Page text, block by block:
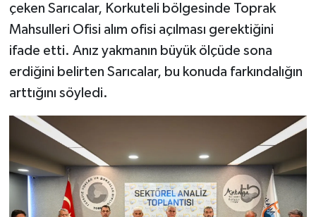
çeken Sarıcalar, Korkuteli bölgesinde Toprak
Mahsulleri Ofisi alım ofisi açılması gerektiğini
ifade etti. Anız yakmanın büyük ölçüde sona
erdiğini belirten Sarıcalar, bu konuda farkındalığın
arttığını söyledi.